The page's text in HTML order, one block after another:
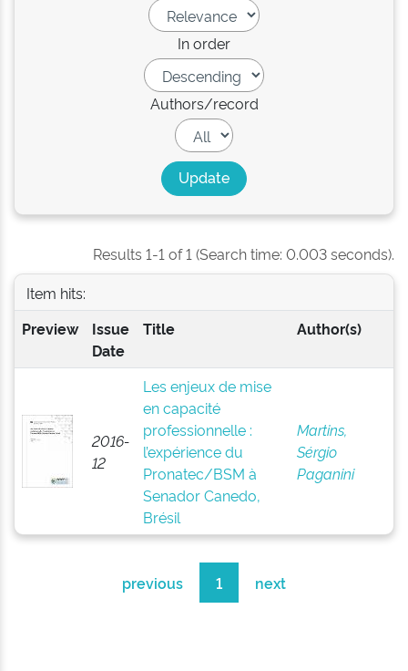
In order
Authors/record
Results 1-1 of 1 (Search time: 0.003 seconds).
Item hits:
Preview
Issue
Date
Title Author(s)
2016-
12
Les enjeux de mise
en capacité
professionnelle :
l’expérience du
Pronatec/BSM à
Senador Canedo,
Brésil
Martins,
Sérgio
Paganini
previous 1 next